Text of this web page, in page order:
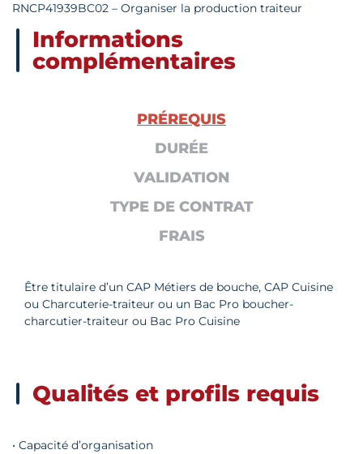
RNCP41939BC02 – Organiser la production traiteur
Informations
complémentaires
PRÉREQUIS
DURÉE
VALIDATION
TYPE DE CONTRAT
FRAIS
Être titulaire d’un CAP Métiers de bouche, CAP Cuisine
ou Charcuterie-traiteur ou un Bac Pro boucher-
charcutier-traiteur ou Bac Pro Cuisine
Qualités et profils requis
• Capacité d’organisation